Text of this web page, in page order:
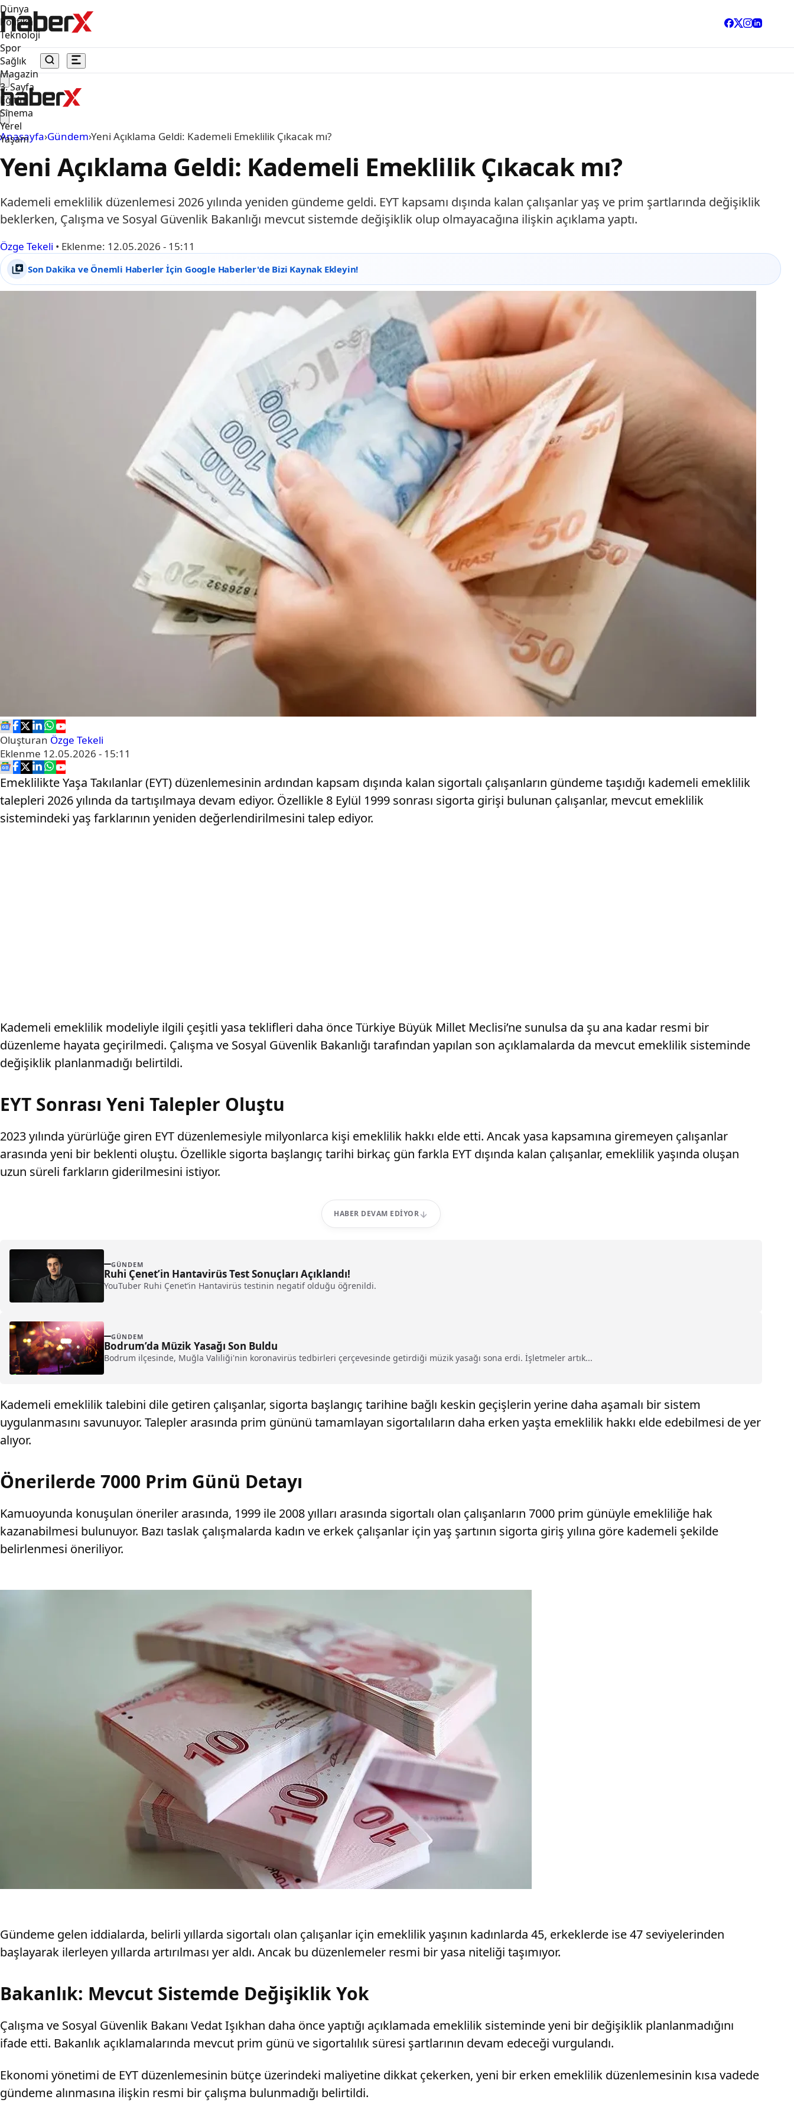
Dünya
Politika
Teknoloji
Spor
Sağlık
Magazin
3. Sayfa
Eğitim
Sinema
Yerel
Yaşam
Anasayfa›Gündem›Yeni Açıklama Geldi: Kademeli Emeklilik Çıkacak mı?
Yeni Açıklama Geldi: Kademeli Emeklilik Çıkacak mı?
Kademeli emeklilik düzenlemesi 2026 yılında yeniden gündeme geldi. EYT kapsamı dışında kalan çalışanlar yaş ve prim şartlarında değişiklik
beklerken, Çalışma ve Sosyal Güvenlik Bakanlığı mevcut sistemde değişiklik olup olmayacağına ilişkin açıklama yaptı.
Özge Tekeli • Eklenme: 12.05.2026 - 15:11
Son Dakika ve Önemli Haberler İçin Google Haberler'de Bizi Kaynak Ekleyin!
Oluşturan Özge Tekeli
Eklenme 12.05.2026 - 15:11
Emeklilikte Yaşa Takılanlar (EYT) düzenlemesinin ardından kapsam dışında kalan sigortalı çalışanların gündeme taşıdığı kademeli emeklilik
talepleri 2026 yılında da tartışılmaya devam ediyor. Özellikle 8 Eylül 1999 sonrası sigorta girişi bulunan çalışanlar, mevcut emeklilik
sistemindeki yaş farklarının yeniden değerlendirilmesini talep ediyor.
Kademeli emeklilik modeliyle ilgili çeşitli yasa teklifleri daha önce Türkiye Büyük Millet Meclisi’ne sunulsa da şu ana kadar resmi bir
düzenleme hayata geçirilmedi. Çalışma ve Sosyal Güvenlik Bakanlığı tarafından yapılan son açıklamalarda da mevcut emeklilik sisteminde
değişiklik planlanmadığı belirtildi.
EYT Sonrası Yeni Talepler Oluştu
2023 yılında yürürlüğe giren EYT düzenlemesiyle milyonlarca kişi emeklilik hakkı elde etti. Ancak yasa kapsamına giremeyen çalışanlar
arasında yeni bir beklenti oluştu. Özellikle sigorta başlangıç tarihi birkaç gün farkla EYT dışında kalan çalışanlar, emeklilik yaşında oluşan
uzun süreli farkların giderilmesini istiyor.
HABER DEVAM EDIYOR
GÜNDEM
Ruhi Çenet’in Hantavirüs Test Sonuçları Açıklandı!
YouTuber Ruhi Çenet’in Hantavirüs testinin negatif olduğu öğrenildi.
GÜNDEM
Bodrum’da Müzik Yasağı Son Buldu
Bodrum ilçesinde, Muğla Valiliği'nin koronavirüs tedbirleri çerçevesinde getirdiği müzik yasağı sona erdi. İşletmeler artık...
Kademeli emeklilik talebini dile getiren çalışanlar, sigorta başlangıç tarihine bağlı keskin geçişlerin yerine daha aşamalı bir sistem
uygulanmasını savunuyor. Talepler arasında prim gününü tamamlayan sigortalıların daha erken yaşta emeklilik hakkı elde edebilmesi de yer
alıyor.
Önerilerde 7000 Prim Günü Detayı
Kamuoyunda konuşulan öneriler arasında, 1999 ile 2008 yılları arasında sigortalı olan çalışanların 7000 prim günüyle emekliliğe hak
kazanabilmesi bulunuyor. Bazı taslak çalışmalarda kadın ve erkek çalışanlar için yaş şartının sigorta giriş yılına göre kademeli şekilde
belirlenmesi öneriliyor.
Gündeme gelen iddialarda, belirli yıllarda sigortalı olan çalışanlar için emeklilik yaşının kadınlarda 45, erkeklerde ise 47 seviyelerinden
başlayarak ilerleyen yıllarda artırılması yer aldı. Ancak bu düzenlemeler resmi bir yasa niteliği taşımıyor.
Bakanlık: Mevcut Sistemde Değişiklik Yok
Çalışma ve Sosyal Güvenlik Bakanı Vedat Işıkhan daha önce yaptığı açıklamada emeklilik sisteminde yeni bir değişiklik planlanmadığını
ifade etti. Bakanlık açıklamalarında mevcut prim günü ve sigortalılık süresi şartlarının devam edeceği vurgulandı.
Ekonomi yönetimi de EYT düzenlemesinin bütçe üzerindeki maliyetine dikkat çekerken, yeni bir erken emeklilik düzenlemesinin kısa vadede
gündeme alınmasına ilişkin resmi bir çalışma bulunmadığı belirtildi.